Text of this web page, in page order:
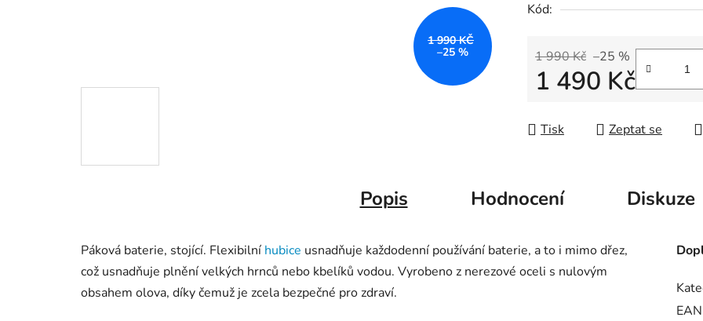
Kód:
1 990 Kč –25 %
1 490 Kč
Tisk
Zeptat se
1 990 KČ
–25 %
Popis Hodnocení Diskuze
Páková baterie, stojící. Flexibilní hubice usnadňuje každodenní používání baterie, a to i mimo dřez,
což usnadňuje plnění velkých hrnců nebo kbelíků vodou. Vyrobeno z nerezové oceli s nulovým
obsahem olova, díky čemuž je zcela bezpečné pro zdraví.
EAN